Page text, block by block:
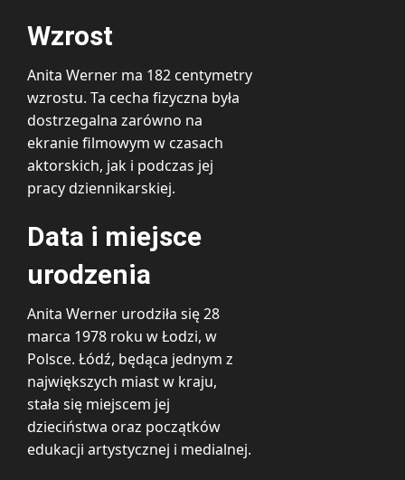
Wzrost
Anita Werner ma 182 centymetry
wzrostu. Ta cecha fizyczna była
dostrzegalna zarówno na
ekranie filmowym w czasach
aktorskich, jak i podczas jej
pracy dziennikarskiej.
Data i miejsce
urodzenia
Anita Werner urodziła się 28
marca 1978 roku w Łodzi, w
Polsce. Łódź, będąca jednym z
największych miast w kraju,
stała się miejscem jej
dzieciństwa oraz początków
edukacji artystycznej i medialnej.